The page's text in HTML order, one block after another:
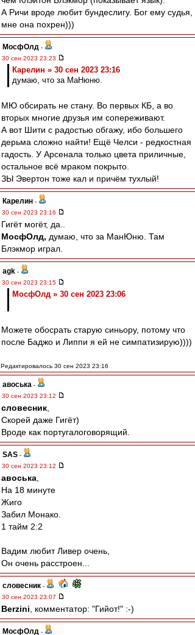
А Ричи вроде любит бундеслигу. Бог ему судья,
мне она похрен)))
МосфОлд -
30 сен 2023 23:23
Карелин » 30 сен 2023 23:16
думаю, что за МаНюню.
МЮ обсирать не стану. Во первых КБ, а во
вторых многие друзья им сопереживают.
А вот Шити с радостью обгажу, ибо большего
дерьма сложно найти! Ещё Челси - редкостная
гадость. У Арсенала только цвета приличные,
остальное всё мраком покрыто.
ЗЫ Эвертон тоже кал и причём тухлый!
Карелин -
30 сен 2023 23:16
Гигёт могёт, да..
МосфОлд, думаю, что за МанЮню. Там
Блэкмор играл.
agk -
30 сен 2023 23:15
МосфОлд » 30 сен 2023 23:06
Можете обосрать старую синьору, потому что
после Баджо и Липпи я ей не симпатизирую))))
Редактировалось 30 сен 2023 23:16
авоська -
30 сен 2023 23:12
словесник
Скорей даже Гигёт)
Вроде как португалоговорящий.
SAS -
30 сен 2023 23:12
авоська
На 18 минуте
Жиго
Забил Монако.
1 тайм 2:2
Вадим любит Ливер очень,
Он очень расстроен...
словесник -
30 сен 2023 23:07
Berzini , комментатор: "Гийот!" :-)
МосфОлд -